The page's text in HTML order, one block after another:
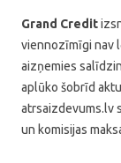
Grand Credit
viennozīmīgi nav
aizņemies
aplūko šobrīd
atrsaizdevums.lv
un komisijas